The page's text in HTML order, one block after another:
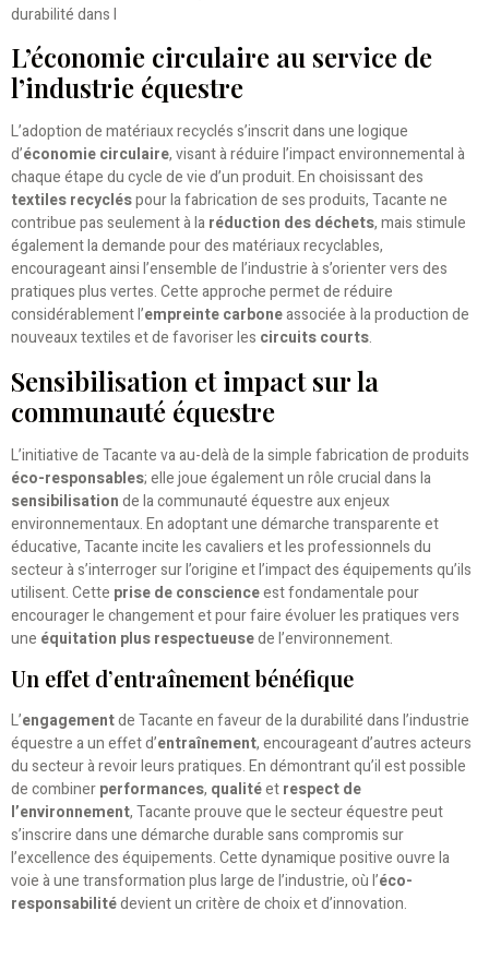
L’économie circulaire au service de
l’industrie équestre
L’adoption de matériaux recyclés s’inscrit dans une logique
d’économie circulaire, visant à réduire l’impact environnemental à
chaque étape du cycle de vie d’un produit. En choisissant des
textiles recycléspour la fabrication de ses produits, Tacante ne
contribue pas seulement à laréduction des déchets, mais stimule
également la demande pour des matériaux recyclables,
encourageant ainsi l’ensemble de l’industrie à s’orienter vers des
pratiques plus vertes. Cette approche permet de réduire
considérablement l’empreinte carboneassociée à la production de
nouveaux textiles et de favoriser les circuits courts.
Sensibilisation et impact sur la
communauté équestre
L’initiative de Tacante va au-delà de la simple fabrication de produits
éco-responsables; elle joue également un rôle crucial dans la
sensibilisationde la communauté équestre aux enjeux
environnementaux. En adoptant une démarche transparente et
éducative, Tacante incite les cavaliers et les professionnels du
secteur à s’interroger sur l’origine et l’impact des équipements qu’ils
utilisent. Cette prise de conscienceest fondamentale pour
encourager le changement et pour faire évoluer les pratiques vers
une équitation plus respectueusede l’environnement.
Un effet d’entraînement bénéfique
L’engagementde Tacante en faveur de la durabilité dans l’industrie
équestre a un effet d’entraînement, encourageant d’autres acteurs
du secteur à revoir leurs pratiques. En démontrant qu’il est possible
de combinerperformances, qualitéetrespect de
l’environnement, Tacante prouve que le secteur équestre peut
s’inscrire dans une démarche durable sans compromis sur
l’excellence des équipements. Cette dynamique positive ouvre la
voie à une transformation plus large de l’industrie, où l’éco-
responsabilitédevient un critère de choix et d’innovation.